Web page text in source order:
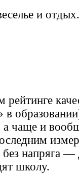
и
а чаще и
напряга —
школу.